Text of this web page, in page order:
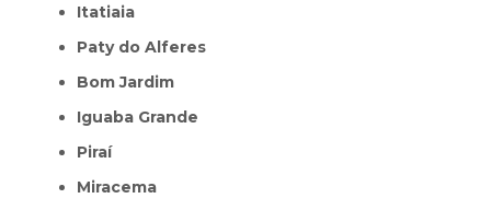
Itatiaia
Paty do Alferes
Bom Jardim
Iguaba Grande
Piraí
Miracema